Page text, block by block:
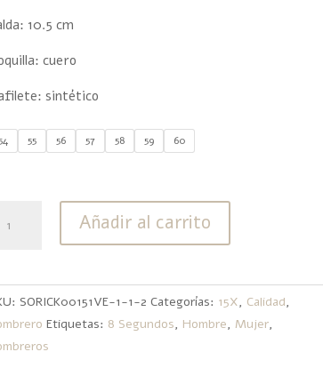
10.5 cm
cuero
sintético
54 55 56 57 58 59 60
Añadir al carrito
SORICK00151VE-1-1-2 Categorías: 15X, Calidad,
Etiquetas: 8 Segundos, Hombre,Mujer,